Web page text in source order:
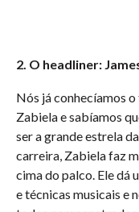
2. O headliner:
Nós já conhecíamos
Zabiela e sabíamos
ser a grande estrela
carreira, Zabiela faz
cima do palco. Ele dá
e técnicas musicais e